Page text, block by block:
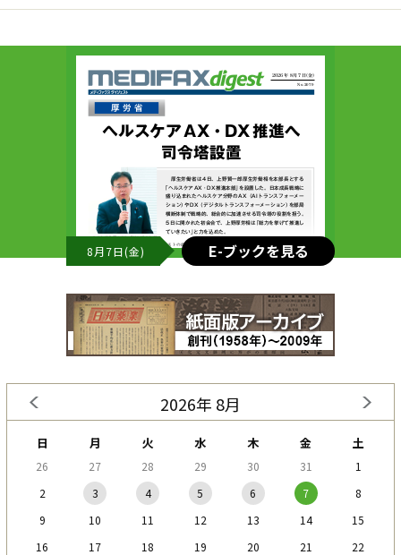
8月7日(金) E-ブックを見る
2026年 8月
日 月 火 水 木 金 土
26 27 28 29 30 31
1
2
3 4 5 6 7
8
9
10 11 12 13 14
15
16
17 18 19 20 21
22